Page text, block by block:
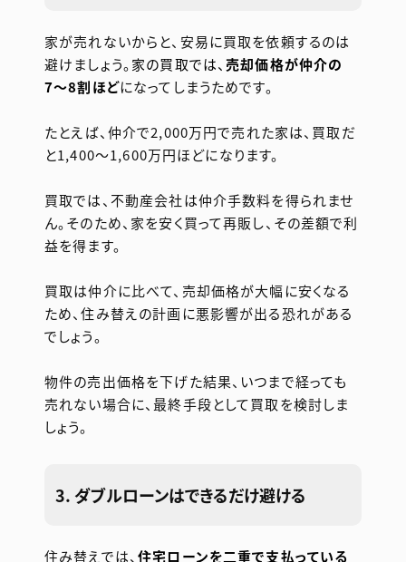
家が売れないからと、安易に買取を依頼するのは
避けましょう。 家の買取では、売却価格が仲介の
7〜8割ほどになってしまうためです。
たとえば、仲介で2,000万円で売れた家は、買取だ
と1,400〜1,600万円ほどになります。
買取では、不動産会社は仲介手数料を得られませ
ん。そのため、家を安く買って再販し、その差額で利
益を得ます。
買取は仲介に比べて、売却価格が大幅に安くなる
ため、住み替えの計画に悪影響が出る恐れがある
でしょう。
物件の売出価格を下げた結果、いつまで経っても
売れない場合に、最終手段として買取を検討しま
しょう。
3. ダブルローンはできるだけ避ける
住み替えでは、住宅ローンを二重で支払っている